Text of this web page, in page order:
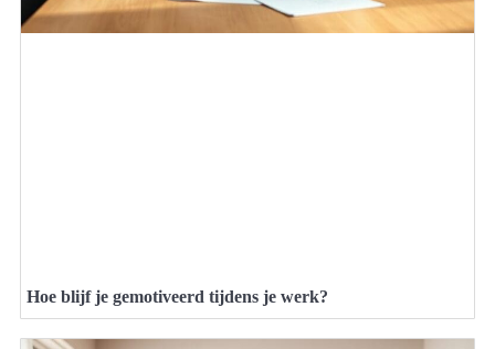
Hoe blijf je gemotiveerd tijdens je werk?